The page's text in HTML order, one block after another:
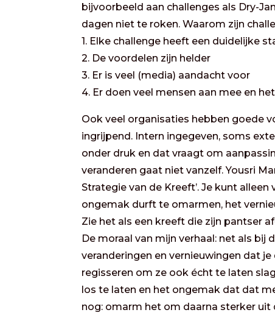
bijvoorbeeld aan challenges als Dry-
dagen niet te roken. Waarom zijn
1. Elke challenge heeft een duidelijke
2. De voordelen zijn helder
3. Er is veel (media) aandacht voor
4. Er doen veel mensen aan mee en
Ook veel organisaties hebben goede
ingrijpend. Intern ingegeven, soms
onder druk en dat vraagt om
veranderen gaat niet vanzelf. Yousri
Strategie van de Kreeft’. Je kunt
ongemak durft te omarmen, het
Zie het als een kreeft die zijn pantser
De moraal van mijn verhaal: net als
veranderingen en vernieuwingen dat
regisseren om ze ook écht te laten
los te laten en het ongemak dat dat
nog: omarm het om daarna sterker uit